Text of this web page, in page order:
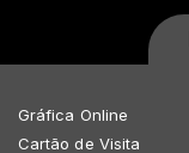
Gráfica Online
Cartão de Visita